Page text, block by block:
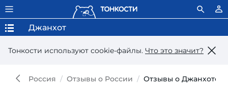
Тонкости используют сookie-файлы. Что это значит?
Джанхот
Россия Отзывы о России Отзывы о Джанхоте